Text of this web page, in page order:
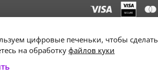
г. Минск, ул.
Свидетельство о
цифровые печеньки, чтобы
на обработку файлов куки